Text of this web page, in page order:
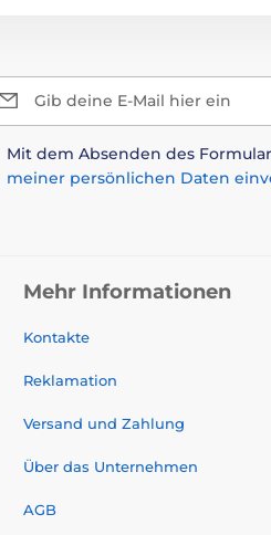
Gib deine E-Mail hier ein
Mit dem Absenden des
meiner persönlichen Daten
Mehr Informationen
Kontakte
Reklamation
Versand und Zahlung
Über das Unternehmen
AGB